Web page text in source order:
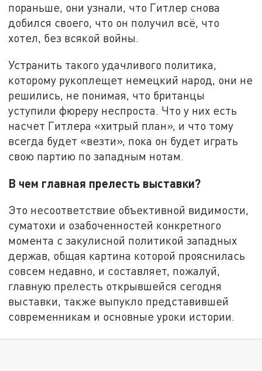
пораньше, они узнали, что Гитлер снова
добился своего, что он получил всё, что
хотел, без всякой войны.
Устранить такого удачливого политика,
которому рукоплещет немецкий народ, они не
решились, не понимая, что британцы
уступили фюреру неспроста. Что у них есть
насчет Гитлера «хитрый план», и что тому
всегда будет «везти», пока он будет играть
свою партию по западным нотам.
В чем главная прелесть выставки?
Это несоответствие объективной видимости,
суматохи и озабоченностей конкретного
момента с закулисной политикой западных
держав, общая картина которой прояснилась
совсем недавно, и составляет, пожалуй,
главную прелесть открывшейся сегодня
выставки, также выпукло представившей
современникам и основные уроки истории.